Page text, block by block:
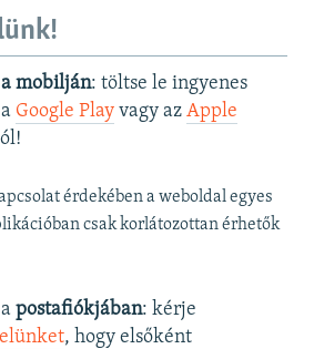
a mobilján: töltse le ingyenes
Google Playvagy az Apple
érdekében a weboldal egyes
csak korlátozottan érhetők
postafiókjában: kérje
, hogy elsőként